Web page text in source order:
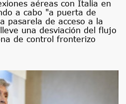
aéreas con Italia en
a cabo "a puerta de
pasarela de acceso a la
una desviación del flujo
de control fronterizo